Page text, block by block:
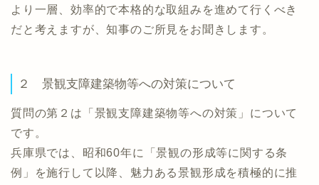
より一層、効率的で本格的な取組みを進めて行くべき
だと考えますが、知事のご所見をお聞きします。
２ 景観支障建築物等への対策について
質問の第２は「景観支障建築物等への対策」について
です。
兵庫県では、昭和60年に「景観の形成等に関する条
例」を施行して以降、魅力ある景観形成を積極的に推